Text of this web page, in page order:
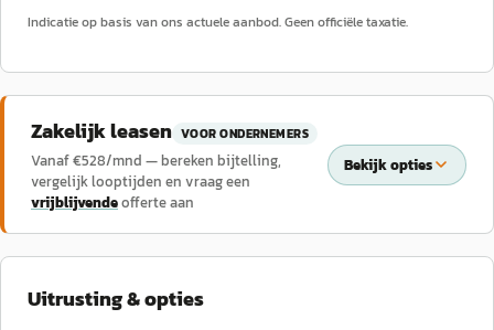
Indicatie op basis van ons actuele aanbod. Geen officiële taxatie.
Zakelijk leasen VOOR ONDERNEMERS
Vanaf €528/mnd — bereken bijtelling,
vergelijk looptijden en vraag een
vrijblijvendeofferte aan
Bekijk opties
Uitrusting & opties